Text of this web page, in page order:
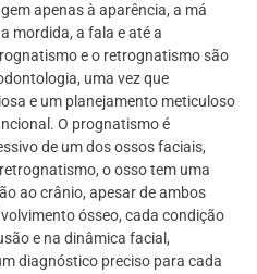
apenas à aparência, a má
mordida, a fala e até a
e o retrognatismo são
uma vez que
e um planejamento meticuloso
O prognatismo é
de um dos ossos faciais,
o osso tem uma
ao crânio, apesar de ambos
ósseo, cada condição
e na dinâmica facial,
diagnóstico preciso para cada